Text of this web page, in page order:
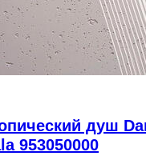
душ
953050000